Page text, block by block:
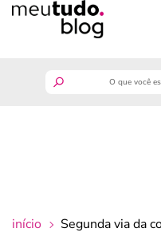
início Segunda via da